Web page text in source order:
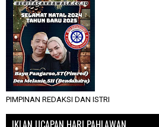
PIMPINAN REDAKSI DAN ISTRI